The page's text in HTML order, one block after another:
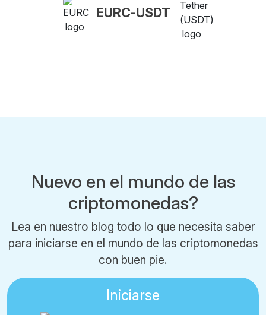
EURC-USDT
Nuevo en el mundo de las
criptomonedas?
Lea en nuestro blog todo lo que necesita saber
para iniciarse en el mundo de las criptomonedas
con buen pie.
Iniciarse